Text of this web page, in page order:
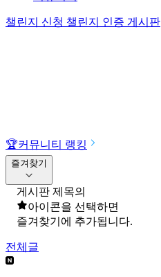
챌린지 신청 챌린지 인증 게시판
🏆커뮤니티 랭킹
즐겨찾기
게시판 제목의
아이콘을 선택하면
즐겨찾기에 추가됩니다.
전체글